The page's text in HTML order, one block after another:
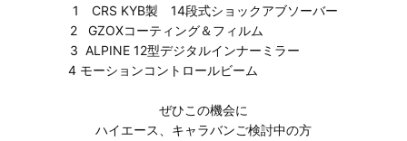
1 CRS KYB製 14段式ショックアブソーバー
2 GZOXコーティング＆フィルム
3 ALPINE 12型デジタルインナーミラー
4 モーションコントロールビーム
ぜひこの機会に
ハイエース、キャラバンご検討中の方